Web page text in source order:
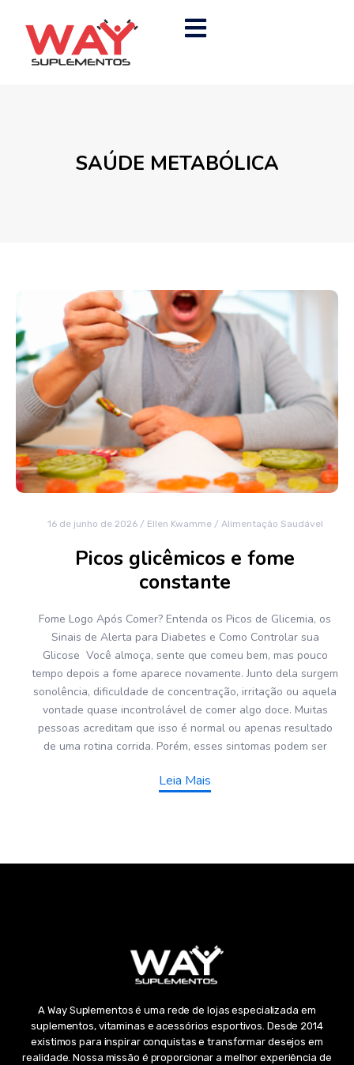
SAÚDE METABÓLICA
16 de junho de 2026 / Ellen Kwamme / Alimentação Saudável
Picos glicêmicos e fome
constante
Fome Logo Após Comer? Entenda os Picos de Glicemia, os
Sinais de Alerta para Diabetes e Como Controlar sua
Glicose Você almoça, sente que comeu bem, mas pouco
tempo depois a fome aparece novamente. Junto dela surgem
sonolência, dificuldade de concentração, irritação ou aquela
vontade quase incontrolável de comer algo doce. Muitas
pessoas acreditam que isso é normal ou apenas resultado
de uma rotina corrida. Porém, esses sintomas podem ser
Leia Mais
A Way Suplementos é uma rede de lojas especializada em
suplementos, vitaminas e acessórios esportivos. Desde 2014
existimos para inspirar conquistas e transformar desejos em
realidade. Nossa missão é proporcionar a melhor experiência de